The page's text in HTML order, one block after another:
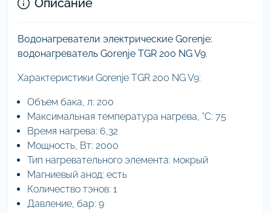
Описание
Водонагреватели электрические Gorenje:
водонагреватель Gorenje TGR 200 NG V9.
Характеристики Gorenje TGR 200 NG V9:
Объем бака, л: 200
Максимальная температура нагрева, °C: 75
Время нагрева: 6,32
Мощность, Вт: 2000
Тип нагревательного элемента: мокрый
Магниевый анод: есть
Количество тэнов: 1
Давление, бар: 9